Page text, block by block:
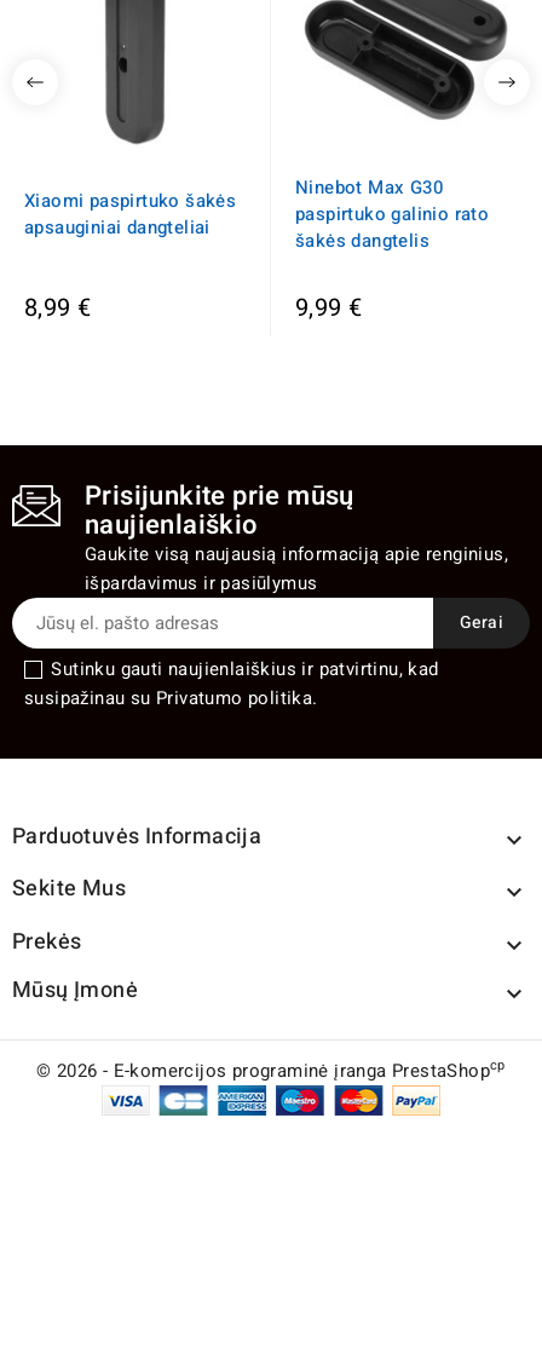
Xiaomi paspirtuko šakės
apsauginiai dangteliai
8,99 €
Ninebot Max G30
paspirtuko galinio rato
šakės dangtelis
9,99 €
Prisijunkite prie mūsų
naujienlaiškio
Gaukite visą naujausią informaciją apie renginius,
išpardavimus ir pasiūlymus
Sutinku gauti naujienlaiškius ir patvirtinu, kad
susipažinau su Privatumo politika.
Parduotuvės Informacija 
Sekite Mus 
Prekės 
Mūsų Įmonė 
© 2026 - E-komercijos programinė įranga PrestaShopcp